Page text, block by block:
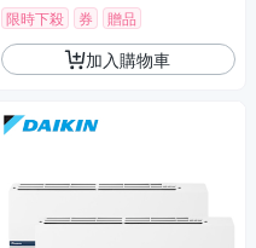
限時下殺 券 贈品
加入購物車